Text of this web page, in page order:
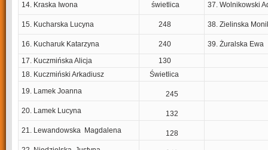
14. Kraska Iwona świetlica 37. Wolnikowski
15. Kucharska Lucyna 248 38. Zielinska
16. Kucharuk Katarzyna 240
39. Żuralska Ewa
17. Kuczmińska Alicja
130
18. Kuczmiński Arkadiusz
Świetlica
19. Lamek Joanna
245
20. Lamek Lucyna
132
21. Lewandowska Magdalena
128